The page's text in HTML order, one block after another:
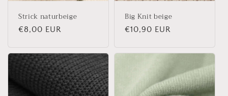
Strick naturbeige
Normaler
€8,00 EUR
Big Knit beige
Normaler
€10,90 EUR